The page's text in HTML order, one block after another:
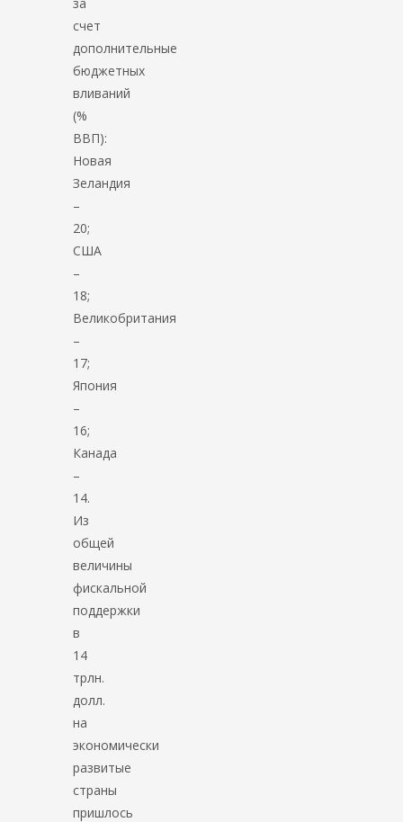
счет
дополнительные
бюджетных
вливаний
(%
ВВП):
Новая
Зеландия
–
20;
США
–
18;
Великобритания
–
17;
Япония
–
16;
Канада
–
14.
Из
общей
величины
фискальной
поддержки
в
14
трлн.
долл.
на
экономически
развитые
страны
пришлось